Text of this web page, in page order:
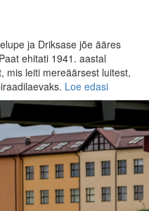
ja Driksase jõe ääres
ehitati 1941. aastal
mis leiti mereäärsest luitest,
Loe edasi